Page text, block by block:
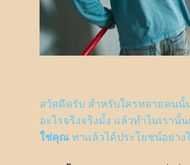
สวัสดีครับ สำหรับใครหลายคนนั้
อะไรจริงจริงมั้ง แล้วทำไมเรา
ใช่คุณ ทาแล้วได้ประโยชน์อย่า